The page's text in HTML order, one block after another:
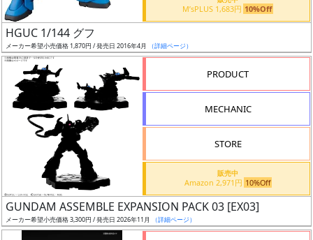
ル
成
ー
ズ・
タ
M’sPLUS 1,683円 10%Off
HGUC 1/144 グフ
メーカー希望小売価格 1,870円 / 発売日 2016年4月 （詳細ページ）
PRODUCT
MECHANIC
STORE
販売中
Amazon 2,971円 10%Off
GUNDAM ASSEMBLE EXPANSION PACK 03 [EX03]
メーカー希望小売価格 3,300円 / 発売日 2026年11月 （詳細ページ）